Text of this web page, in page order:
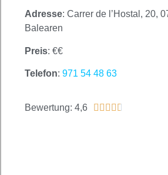
Adresse: Carrer de l’Hostal, 20,
Balearen
Preis: €€
Telefon: 971 54 48 63
Bewertung: 4,6     